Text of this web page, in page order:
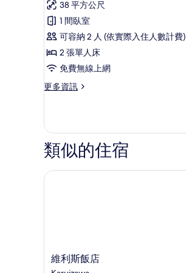
相
片
臥
室
的
詳
情
華
客
房,
1
間
臥
的
所
有
相
38 平方公尺
1 間臥室
可容納 2 人 (依實際入住人數計費)
2 張單人床
免費無線上網
更多資訊
更
客
房,
1
間
臥
類似的住宿
維
利
維利斯飯店
維利斯飯店